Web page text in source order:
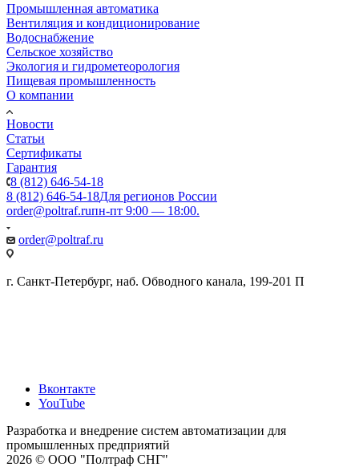
Промышленная автоматика
Вентиляция и кондиционирование
Водоснабжение
Сельское хозяйство
Экология и гидрометеорология
Пищевая промышленность
О компании
Новости
Статьи
Сертификаты
Гарантия
8 (812) 646-54-18
8 (812) 646-54-18Для регионов России
order@poltraf.ruпн-пт 9:00 — 18:00.
order@poltraf.ru
г. Санкт-Петербург, наб. Обводного канала, 199-201 П
Вконтакте
YouTube
Разработка и внедрение систем автоматизации для
промышленных предприятий
2026 © ООО "Полтраф СНГ"